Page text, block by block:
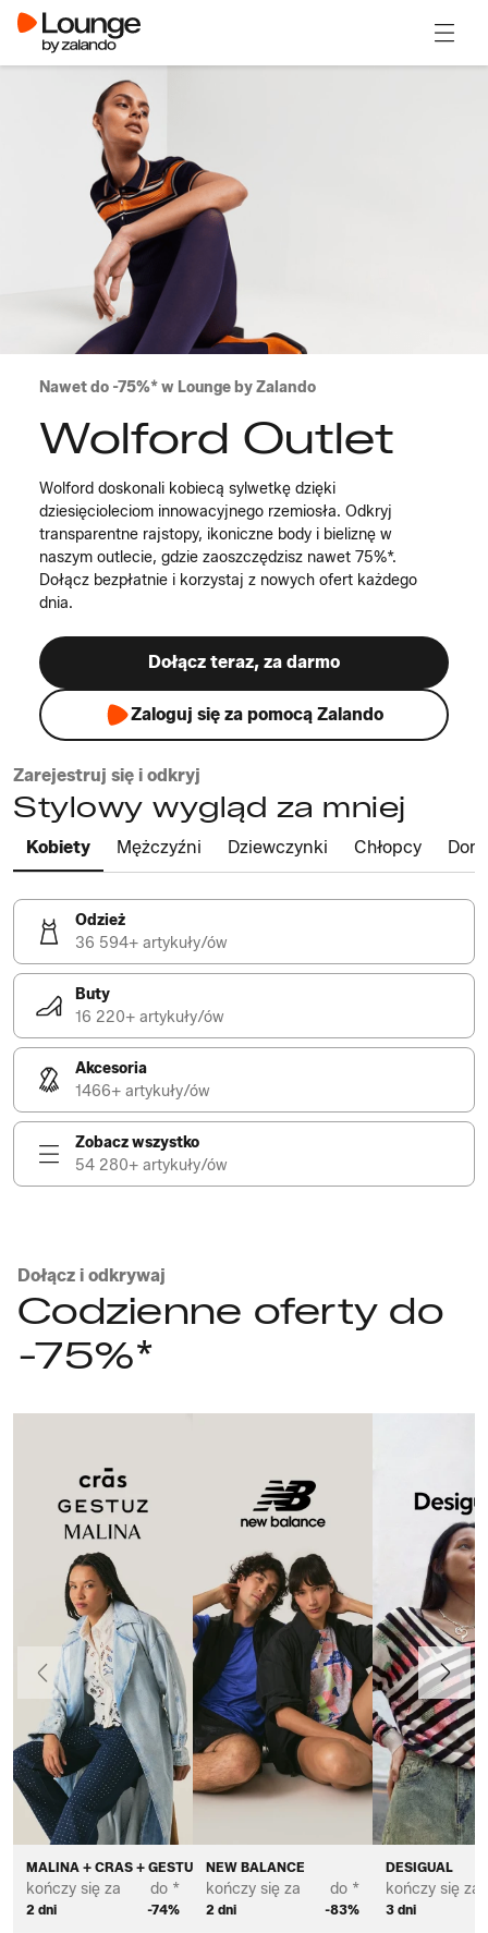
Nawet do -75%* w Lounge by Zalando
Wolford Outlet
Wolford doskonali kobiecą sylwetkę dzięki
dziesięcioleciom innowacyjnego rzemiosła. Odkryj
transparentne rajstopy, ikoniczne body i bieliznę w
naszym outlecie, gdzie zaoszczędzisz nawet 75%*.
Dołącz bezpłatnie i korzystaj z nowych ofert każdego
dnia.
Dołącz teraz, za darmo
Zaloguj się za pomocą Zalando
Zarejestruj się i odkryj
Stylowy wygląd za mniej
Kobiety Mężczyźni Dziewczynki Chłopcy Dom
Odzież
36 594+ artykuły/ów
Buty
16 220+ artykuły/ów
Akcesoria
1466+ artykuły/ów
Zobacz wszystko
54 280+ artykuły/ów
Dołącz i odkrywaj
Codzienne oferty do
-75%*
MALINA + CRAS + GESTUZ
kończy się za
2 dni
do *
-74%
NEW BALANCE
kończy się za
2 dni
do *
-83%
DESIGUAL
kończy się za
3 dni
Poprzedni Dalej